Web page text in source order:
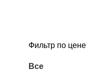
Фильтр по цене
Все